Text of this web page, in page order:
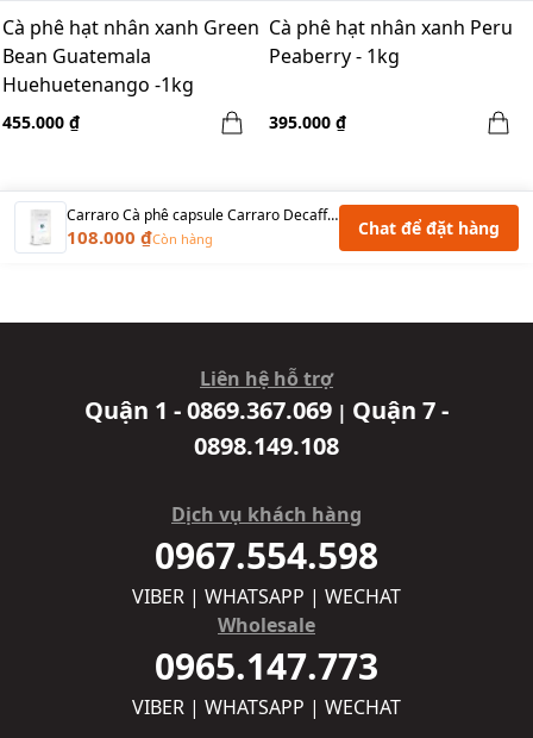
Cà phê hạt nhân xanh Green
Bean Guatemala
Huehuetenango -1kg
455.000 ₫
Cà phê hạt nhân xanh Peru
Peaberry - 1kg
395.000 ₫
Carraro Cà phê capsule Carraro Decaffeinato (60R+40A) - Không Caffein
108.000 ₫Còn hàng Chat để đặt hàng
Liên hệ hỗ trợ
Quận 1 - 0869.367.069 | Quận 7 -
0898.149.108
Dịch vụ khách hàng
0967.554.598
VIBER | WHATSAPP | WECHAT
Wholesale
0965.147.773
VIBER | WHATSAPP | WECHAT